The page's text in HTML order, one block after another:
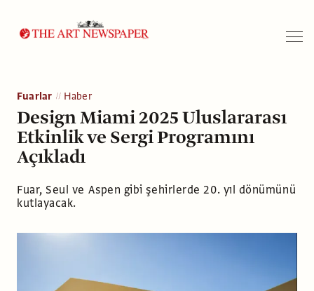
Fuarlar Haber
Design Miami 2025 Uluslararası
Etkinlik ve Sergi Programını
Açıkladı
Fuar, Seul ve Aspen gibi şehirlerde 20. yıl dönümünü
kutlayacak.